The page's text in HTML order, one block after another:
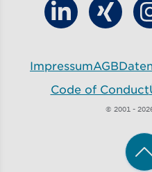
Finde GS1Finde
ImpressumAGB
Code of Conduct
© 2001 -